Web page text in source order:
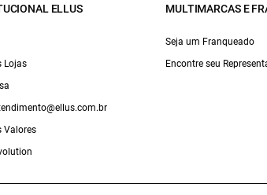
ELLUS
Lojas
Valores
MULTIMARCAS E
Seja um Franqueado
Encontre seu